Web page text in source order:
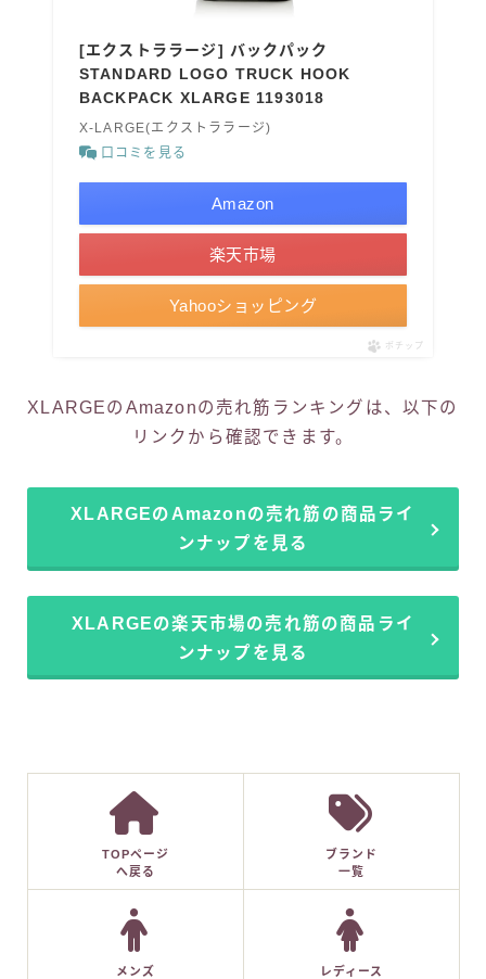
[エクストララージ] バックパック
STANDARD LOGO TRUCK HOOK
BACKPACK XLARGE 1193018
X-LARGE(エクストララージ)
口コミを見る
Amazon
楽天市場
Yahooショッピング
ポチップ
XLARGEのAmazonの売れ筋ランキングは、以下の
リンクから確認できます。
XLARGEのAmazonの売れ筋の商品ライ
ンナップを見る
XLARGEの楽天市場の売れ筋の商品ライ
ンナップを見る
TOPページ
へ戻る
ブランド
一覧
メンズ
レディース